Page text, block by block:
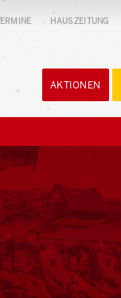
HAUSZEITUNG
AKTIONEN